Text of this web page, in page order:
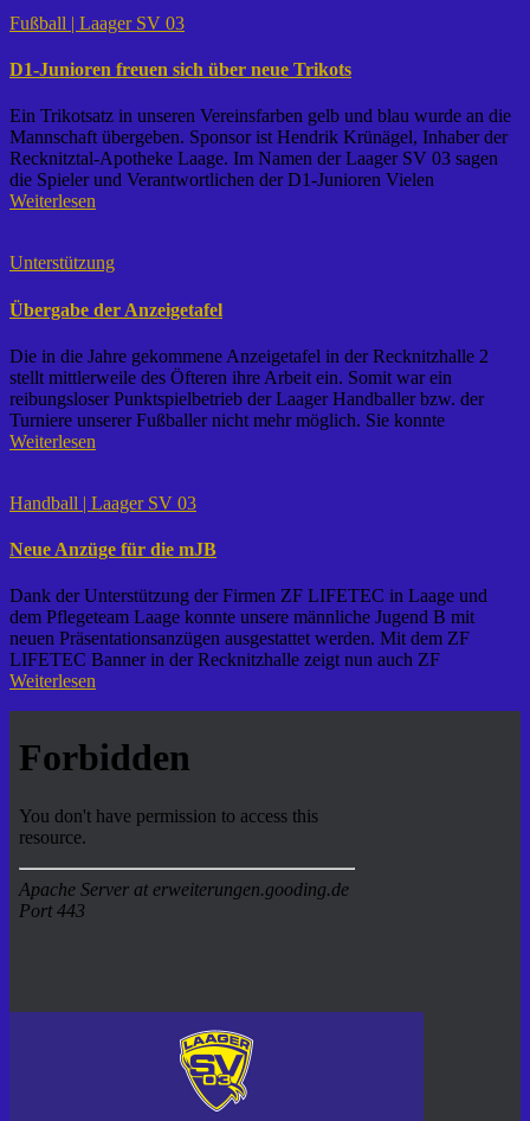
Fußball | Laager SV 03
D1-Junioren freuen sich über neue Trikots
Ein Trikotsatz in unseren Vereinsfarben gelb und blau wurde an die
Mannschaft übergeben. Sponsor ist Hendrik Krünägel, Inhaber der
Recknitztal-Apotheke Laage. Im Namen der Laager SV 03 sagen
die Spieler und Verantwortlichen der D1-Junioren Vielen
Weiterlesen
Unterstützung
Übergabe der Anzeigetafel
Die in die Jahre gekommene Anzeigetafel in der Recknitzhalle 2
stellt mittlerweile des Öfteren ihre Arbeit ein. Somit war ein
reibungsloser Punktspielbetrieb der Laager Handballer bzw. der
Turniere unserer Fußballer nicht mehr möglich. Sie konnte
Weiterlesen
Handball | Laager SV 03
Neue Anzüge für die mJB
Dank der Unterstützung der Firmen ZF LIFETEC in Laage und
dem Pflegeteam Laage konnte unsere männliche Jugend B mit
neuen Präsentationsanzügen ausgestattet werden. Mit dem ZF
LIFETEC Banner in der Recknitzhalle zeigt nun auch ZF
Weiterlesen